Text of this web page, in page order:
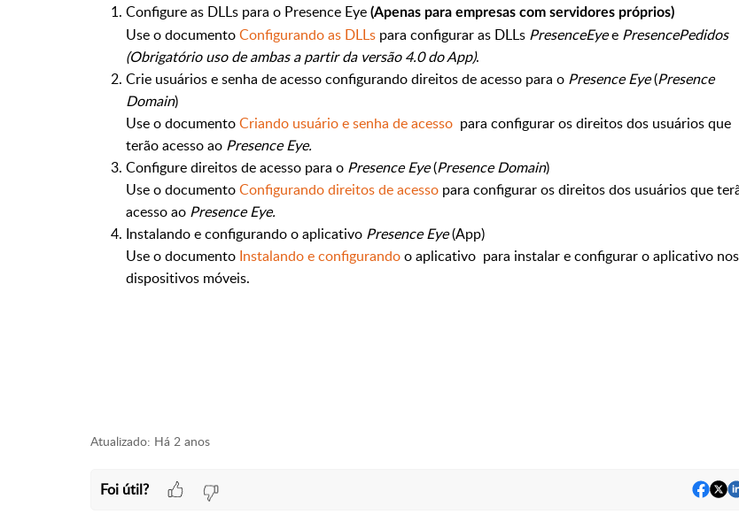
Configure as DLLs para o Presence Eye (Apenas para empresas com servidores próprios)
Use o documentoConfigurando as DLLs para configurar as DLLs PresenceEyee PresencePedidos
(Obrigatório uso de ambas a partir da versão 4.0 do App).
Crie usuários e senha de acesso configurando direitos de acesso para o Presence Eye(Presence
Domain)
Use o documentoCriando usuário e senha de acesso para configurar os direitos dos usuários que
terão acesso ao Presence Eye.
Configure direitos de acesso para o Presence Eye(Presence Domain)
Use o documentoConfigurando direitos de acesso para configurar os direitos dos usuários que
acesso ao Presence Eye.
Instalando e configurando o aplicativo Presence Eye(App)
Use o documento Instalando e configurandoo aplicativo para instalar e configurar o aplicativo nos
dispositivos móveis.
Atualizado: Há 2 anos
Foi útil?